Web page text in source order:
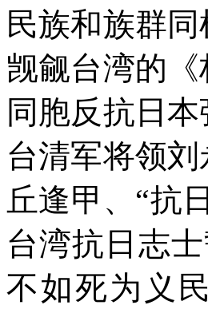
民族和族群
觊觎台湾的
同胞反抗日
台清军将领
丘逢甲、“抗
台湾抗日志
不如死为义